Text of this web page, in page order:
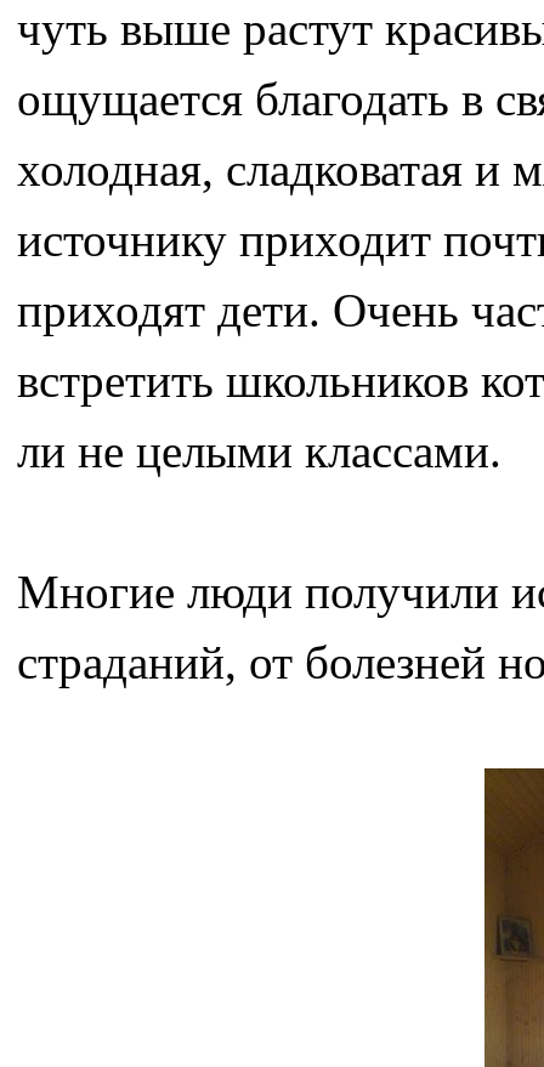
чуть выше растут
ощущается благодать в
холодная, сладковатая и
источнику приходит
приходят дети. Очень
встретить школьников
ли не целыми классами.
Многие люди получили
страданий, от болезней